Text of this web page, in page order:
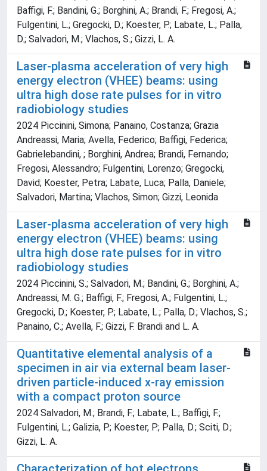
Baffigi, F.; Bandini, G.; Borghini, A.; Brandi, F.; Fregosi, A.;
Fulgentini, L.; Gregocki, D.; Koester, P.; Labate, L.; Palla,
D.; Salvadori, M.; Vlachos, S.; Gizzi, L. A.
Laser-plasma acceleration of very high
energy electron (VHEE) beams: using
ultra high dose rate pulses for in vitro
radiobiology studies
2024 Piccinini, Simona; Panaino, Costanza; Grazia
Andreassi, Maria; Avella, Federico; Baffigi, Federica;
Gabrielebandini, ; Borghini, Andrea; Brandi, Fernando;
Fregosi, Alessandro; Fulgentini, Lorenzo; Gregocki,
David; Koester, Petra; Labate, Luca; Palla, Daniele;
Salvadori, Martina; Vlachos, Simon; Gizzi, Leonida
Laser-plasma acceleration of very high
energy electron (VHEE) beams: using
ultra high dose rate pulses for in vitro
radiobiology studies
2024 Piccinini, S.; Salvadori, M.; Bandini, G.; Borghini, A.;
Andreassi, M. G.; Baffigi, F.; Fregosi, A.; Fulgentini, L.;
Gregocki, D.; Koester, P.; Labate, L.; Palla, D.; Vlachos, S.;
Panaino, C.; Avella, F.; Gizzi, F. Brandi and L. A.
Quantitative elemental analysis of a
specimen in air via external beam laser-
driven particle-induced x-ray emission
with a compact proton source
2024 Salvadori, M.; Brandi, F.; Labate, L.; Baffigi, F.;
Fulgentini, L.; Galizia, P.; Koester, P.; Palla, D.; Sciti, D.;
Gizzi, L. A.